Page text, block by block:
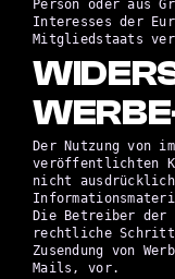
Person oder aus
Interesses der
Mitgliedstaats
Der Nutzung von
veröffentlichten
nicht ausdrücklich
Die Betreiber der
rechtliche
Zusendung von
Mails, vor.